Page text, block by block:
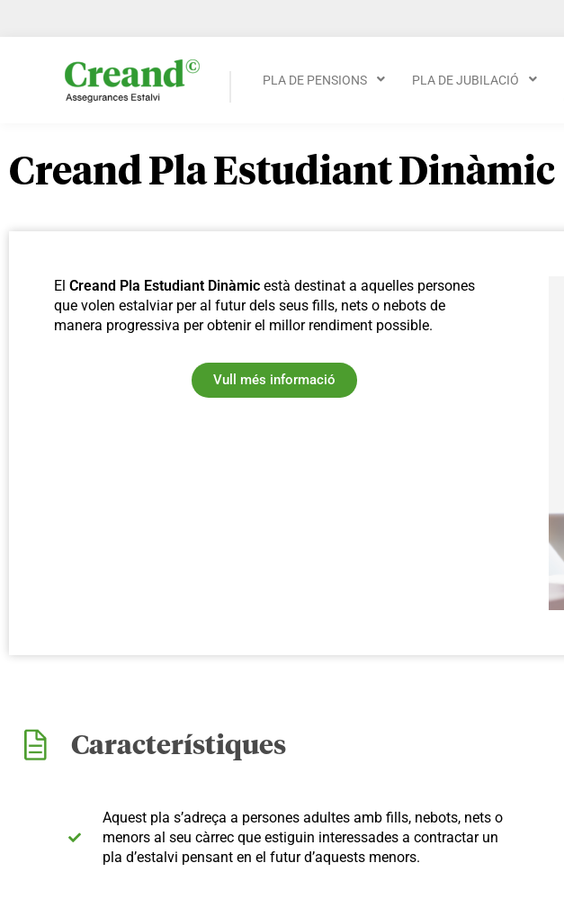
PLA DE PENSIONS PLA DE JUBILACIÓ
Creand Pla Estudiant Dinàmic
El Creand Pla Estudiant Dinàmic està destinat a aquelles persones
que volen estalviar per al futur dels seus fills, nets o nebots de
manera progressiva per obtenir el millor rendiment possible.
Vull més informació
Característiques
Aquest pla s’adreça a persones adultes amb fills, nebots, nets o
menors al seu càrrec que estiguin interessades a contractar un
pla d’estalvi pensant en el futur d’aquests menors.